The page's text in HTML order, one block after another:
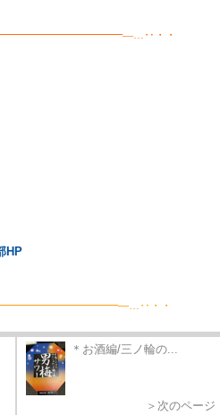
・・
HP
・・
＊お酒編/三ノ輪の...
＞次のページ